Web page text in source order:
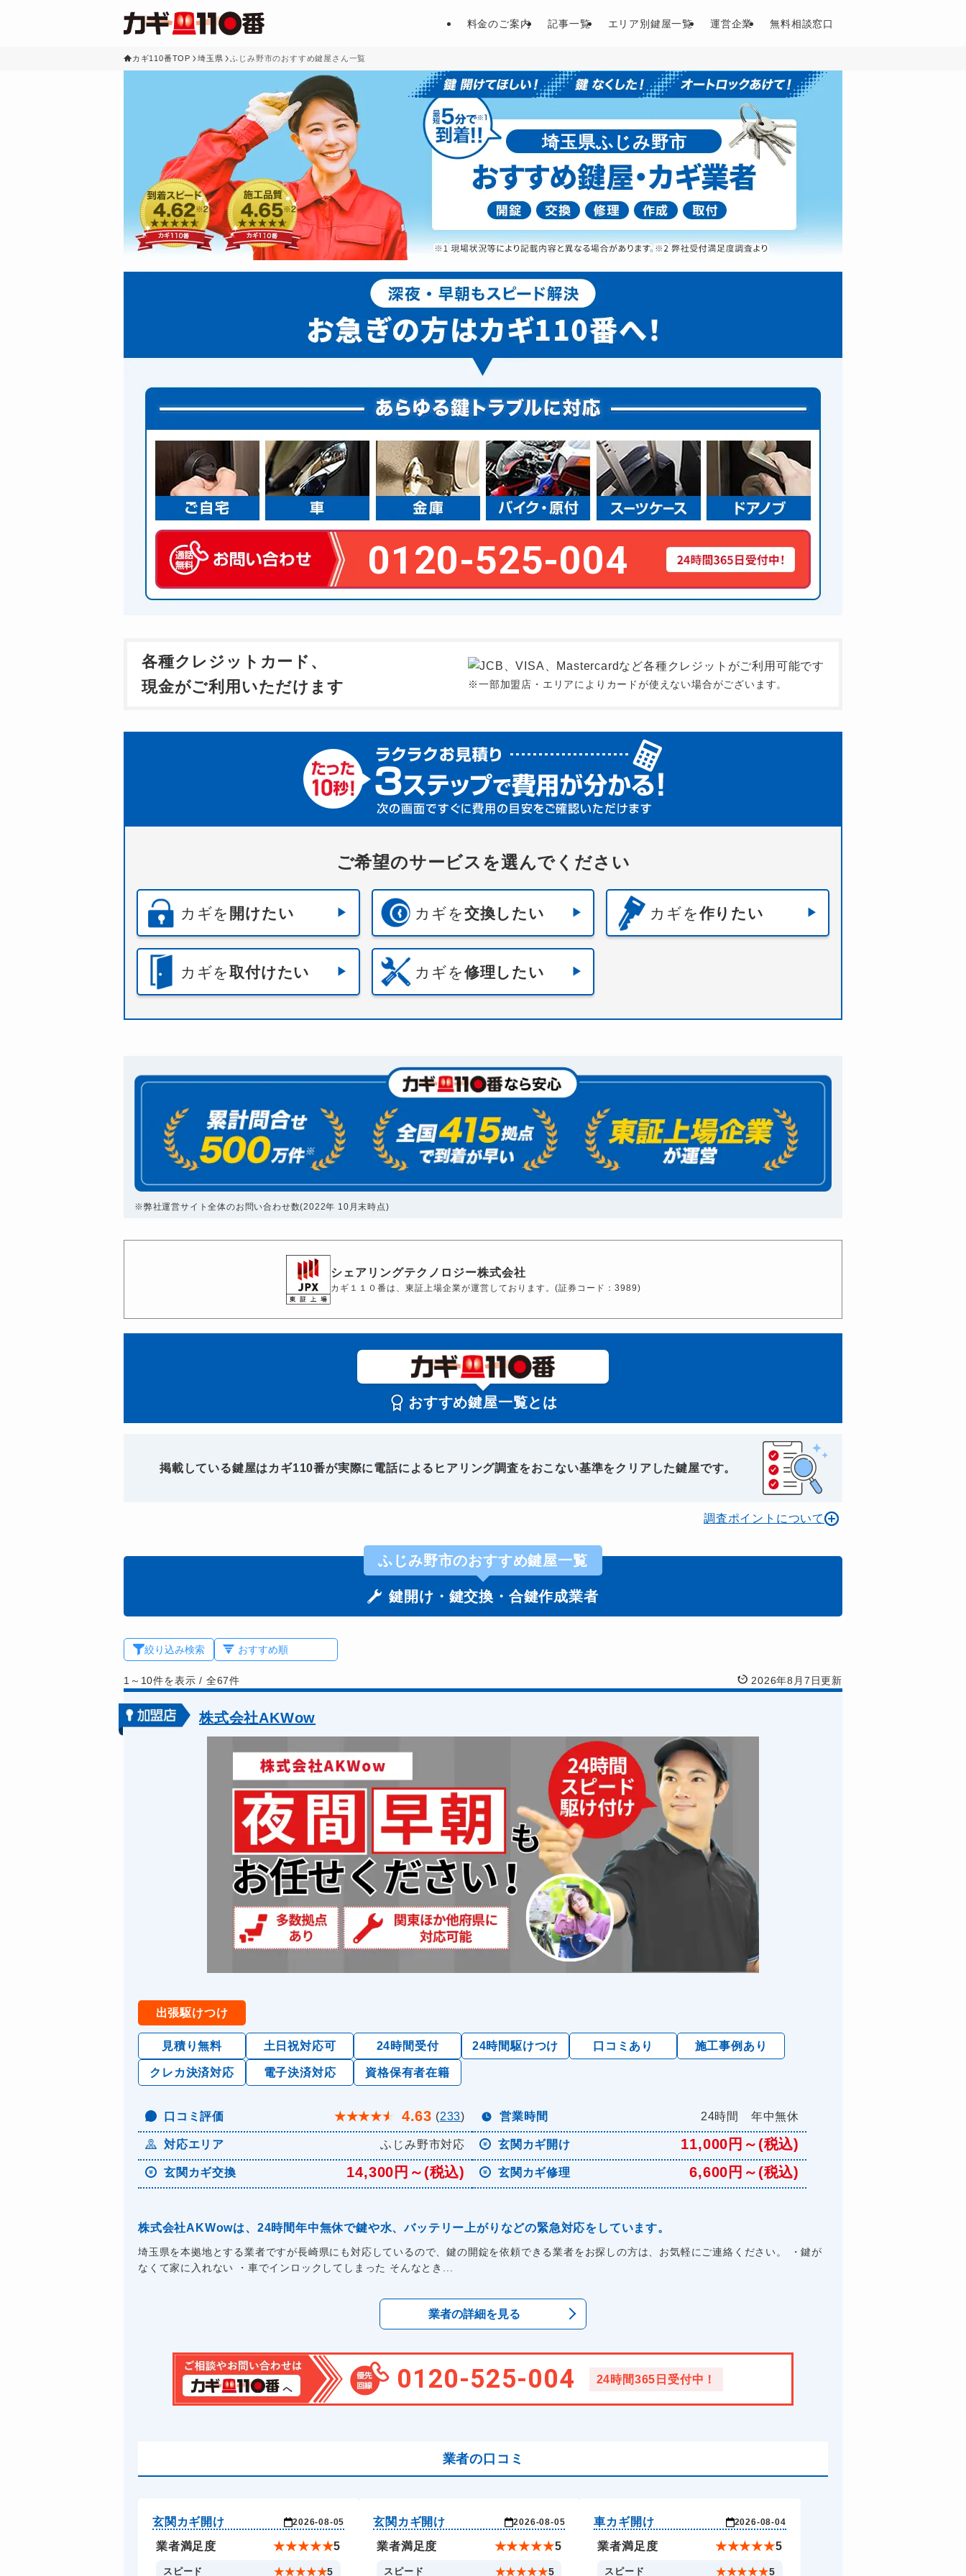
料金のご案内 記事一覧 エリア別鍵屋一覧 運営企業 無料相談窓口
カギ110番TOP 埼玉県 ふじみ野市のおすすめ鍵屋さん一覧
埼玉県ふじみ野市
0120-525-004
各種クレジットカード、
現金がご利用いただけます
※一部加盟店・エリアによりカードが使えない場合がございます。
ご希望のサービスを選んでください
カギを 開けたい カギを交換したい カギを作りたい
カギを取付けたい カギを修理したい
※弊社運営サイト全体のお問い合わせ数(2022年 10月末時点)
シェアリングテクノロジー株式会社
カギ１１０番は、東証上場企業が運営しております。(証券コード：3989)
おすすめ鍵屋一覧とは
掲載している鍵屋はカギ110番が実際に電話によるヒアリング調査をおこない基準をクリアした鍵屋です。
調査ポイントについて
ふじみ野市のおすすめ鍵屋一覧
鍵開け・鍵交換・合鍵作成業者
絞り込み検索
1～10件を表示/ 全67件 2026年8月7日更新
株式会社AKWow
出張駆けつけ
見積り無料 土日祝対応可 24時間受付 24時間駆けつけ 口コミあり 施工事例あり
クレカ決済対応 電子決済対応 資格保有者在籍
口コミ評価 ★★★★★ 4.63 (233) 営業時間 24時間 年中無休
対応エリア ふじみ野市対応 玄関カギ開け 11,000円～(税込)
玄関カギ交換 14,300円～(税込) 玄関カギ修理 6,600円～(税込)
株式会社AKWowは、24時間年中無休で鍵や水、バッテリー上がりなどの緊急対応をしています。
埼玉県を本拠地とする業者ですが長崎県にも対応しているので、鍵の開錠を依頼できる業者をお探しの方は、お気軽にご連絡ください。 ・鍵が
なくて家に入れない ・車でインロックしてしまった そんなとき...
業者の詳細を見る
0120-525-004 24時間365日受付中！
業者の口コミ
玄関カギ開け 2026-08-05
業者満足度 ★★★★★5
スピード ★★★★★5
玄関カギ開け 2026-08-05
業者満足度 ★★★★★5
スピード ★★★★★5
車カギ開け 2026-08-04
業者満足度 ★★★★★5
スピード ★★★★★5